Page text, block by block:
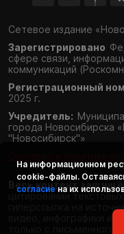
Сетевое издание
Зарегистрировано
сфере связи,
коммуникаций
Регистрационный
2025 г.
Учредитель:
города Новосибирска
"Новосибирск"»
Весь контент
цитировании
гиперссылка на
видео, инфографики и
только с письменного
На информационном
cookie-файлы.
согласие на их